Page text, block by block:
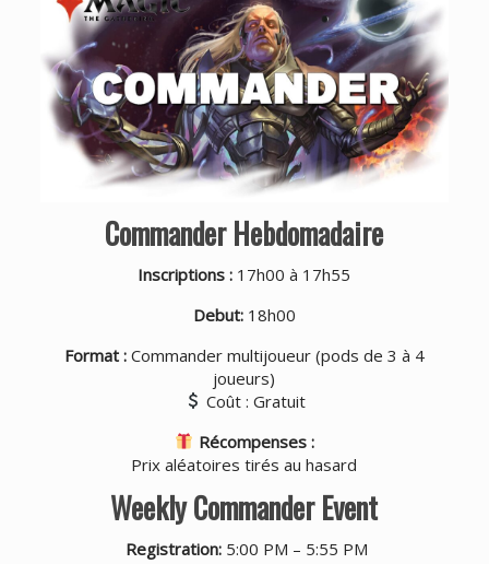
Commander Hebdomadaire
Inscriptions : 17h00 à 17h55
Debut:18h00
Format :Commander multijoueur (pods de 3 à 4
joueurs)
Coût : Gratuit
Récompenses :
Prix aléatoires tirés au hasard
Weekly Commander Event
Registration:5:00 PM – 5:55 PM